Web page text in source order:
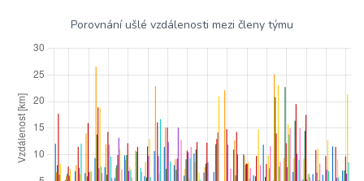
Porovnání ušlé vzdálenosti mezi členy týmu